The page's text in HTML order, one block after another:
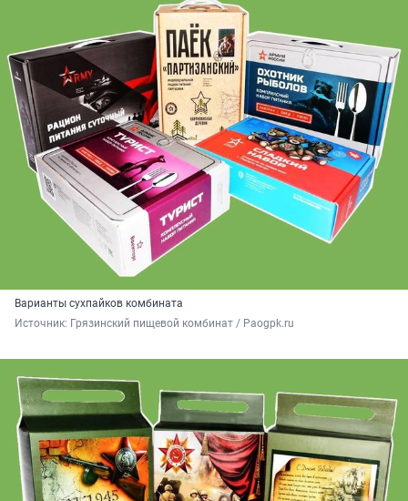
Варианты сухпайков комбината
Источник: Грязинский пищевой комбинат / Paogpk.ru